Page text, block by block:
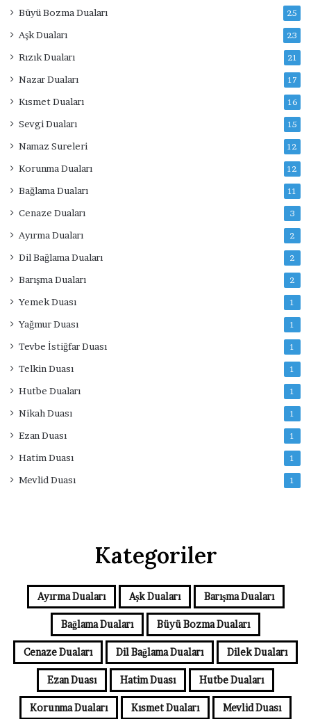
Büyü Bozma Duaları 25
Aşk Duaları 23
Rızık Duaları 21
Nazar Duaları 17
Kısmet Duaları 16
Sevgi Duaları 15
Namaz Sureleri 12
Korunma Duaları 12
Bağlama Duaları 11
Cenaze Duaları 3
Ayırma Duaları 2
Dil Bağlama Duaları 2
Barışma Duaları 2
Yemek Duası 1
Yağmur Duası 1
Tevbe İstiğfar Duası 1
Telkin Duası 1
Hutbe Duaları 1
Nikah Duası 1
Ezan Duası 1
Hatim Duası 1
Mevlid Duası 1
Kategoriler
Ayırma Duaları Aşk Duaları Barışma Duaları
Bağlama Duaları Büyü Bozma Duaları
Cenaze Duaları Dil Bağlama Duaları Dilek Duaları
Ezan Duası Hatim Duası Hutbe Duaları
Korunma Duaları Kısmet Duaları Mevlid Duası